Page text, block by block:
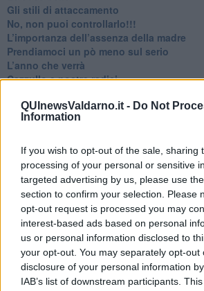
QUInewsValdarno.it - Do Not
Information
If you wish to opt-out of the sale, sharing
processing of your personal or sensitive
targeted advertising by us, please use
section to confirm your selection. Please
opt-out request is processed you may
interest-based ads based on personal
us or personal information disclosed to
your opt-out. You may separately opt-out
disclosure of your personal information
IAB’s list of downstream participants.
​Gli stili di attaccamento
No, non puoi controllarlo!!!
​L’importanza dell’assenza della madre
​Prendiamoci un pò meno sul serio
​L’anno che verrà
​Cazzullo e nostre radici
​Abbiamo perso tutti
E se le cose non vanno come vorresti?
Come è davvero la terapia
Quando il diritto alla disconnessione non
​L’importanza della comunicazione in
​Il diritto ad essere disconnessi
​Il pensiero dicotomico e la salute mentale
​Consigli di lettura per genitori e non solo
​La Clownterapia
​Differenze tra persone frustrate e non
L’invisibile fatica mentale
Vacanze a km zero
​Buone Vacan(si)e!